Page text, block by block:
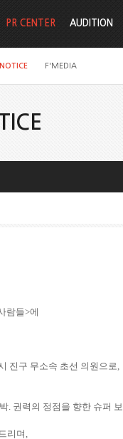
PR CENTER
NOTICE F'MEDIA
AUDITION
람들>에
진구 무소속 초선 의원으로,
. 권력의 정점을 향한 슈퍼
리며 ,